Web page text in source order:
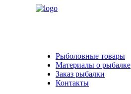
Рыболовные товары
Материалы о рыбалке
Заказ рыбалки
Контакты